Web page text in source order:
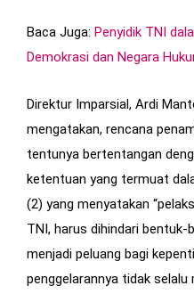
Baca Juga: Penyidik TNI
Demokrasi dan Negara
Direktur Imparsial, Ardi
mengatakan, rencana
tentunya bertentangan
ketentuan yang termuat
(2) yang menyatakan
TNI, harus dihindari
menjadi peluang bagi
penggelarannya tidak